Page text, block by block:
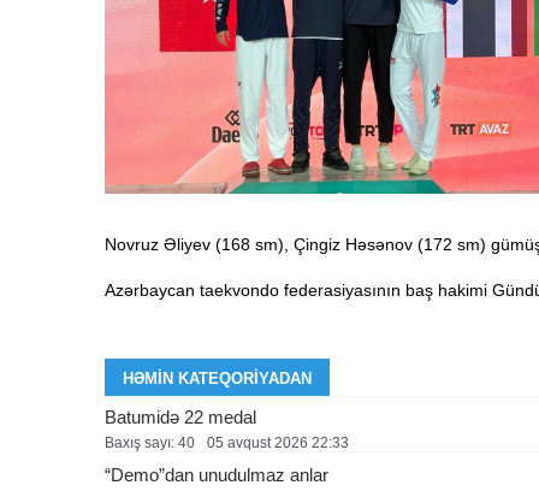
Novruz Əliyev (168 sm), Çingiz Həsənov (172 sm)
Azərbaycan taekvondo federasiyasının baş hakimi
HƏMIN KATEQORIYADAN
Batumidə 22 medal
Baxış sayı: 40 05 avqust 2026 22:33
“Demo”dan unudulmaz anlar